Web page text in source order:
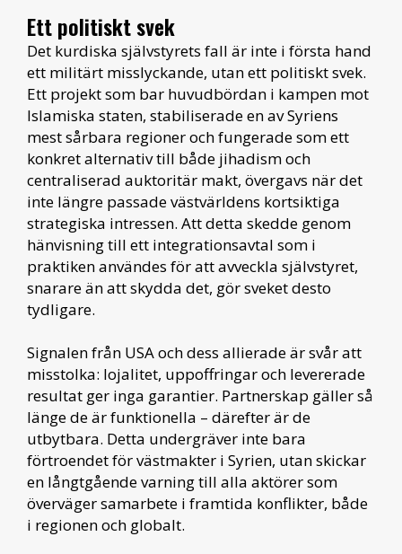
Ett politiskt svek
Det kurdiska självstyrets fall är inte i första hand
ett militärt misslyckande, utan ett politiskt svek.
Ett projekt som bar huvudbördan i kampen mot
Islamiska staten, stabiliserade en av Syriens
mest sårbara regioner och fungerade som ett
konkret alternativ till både jihadism och
centraliserad auktoritär makt, övergavs när det
inte längre passade västvärldens kortsiktiga
strategiska intressen. Att detta skedde genom
hänvisning till ett integrationsavtal som i
praktiken användes för att avveckla självstyret,
snarare än att skydda det, gör sveket desto
tydligare.
Signalen från USA och dess allierade är svår att
misstolka: lojalitet, uppoffringar och levererade
resultat ger inga garantier. Partnerskap gäller så
länge de är funktionella – därefter är de
utbytbara. Detta undergräver inte bara
förtroendet för västmakter i Syrien, utan skickar
en långtgående varning till alla aktörer som
överväger samarbete i framtida konflikter, både
i regionen och globalt.